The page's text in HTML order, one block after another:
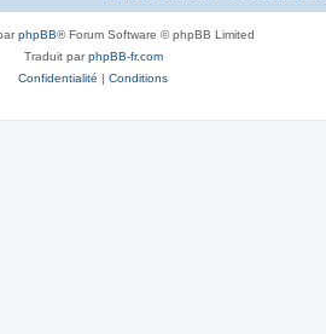
phpBB® Forum Software © phpBB Limited
Traduit parphpBB-fr.com
Confidentialité | Conditions